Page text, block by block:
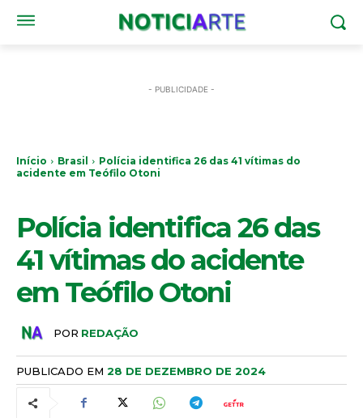
- PUBLICIDADE -
Início Brasil
Polícia identifica 26 das 41 vítimas do
acidente em Teófilo Otoni
Polícia identifica 26 das
41 vítimas do acidente
em Teófilo Otoni
POR REDAÇÃO
PUBLICADO EM 28 DE DEZEMBRO DE 2024